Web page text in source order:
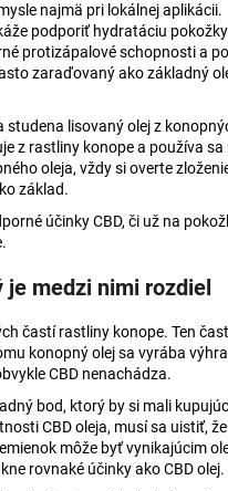
najmä pri lokálnej aplikácii.
podporiť hydratáciu
protizápalové schopnosti a
zaraďovaný ako základný
studena lisovaný olej z
z rastliny konope a používa sa
oleja, vždy si overte
základ.
účinky CBD, či už na
je medzi nimi rozdiel
častí rastliny konope. Ten
konopný olej sa vyrába
CBD nenachádza.
bod, ktorý by si mali
CBD oleja, musí sa uistiť, že
môže byť vynikajúcim
rovnaké účinky ako CBD olej.